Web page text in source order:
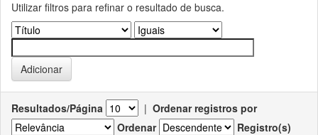
Utilizar filtros para refinar o resultado de busca.
Resultados/Página | Ordenar registros por
Ordenar
Registro(s)